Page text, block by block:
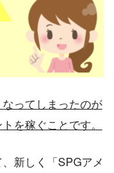
ってしまったのが
を稼ぐことです。
新しく「SPGアメ